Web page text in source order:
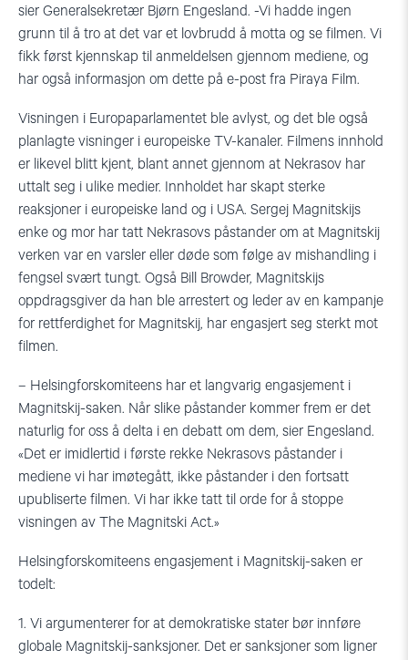
sier Generalsekretær Bjørn Engesland. -Vi hadde ingen
grunn til å tro at det var et lovbrudd å motta og se filmen. Vi
fikk først kjennskap til anmeldelsen gjennom mediene, og
har også informasjon om dette på e-post fra Piraya Film.
Visningen i Europaparlamentet ble avlyst, og det ble også
planlagte visninger i europeiske TV-kanaler. Filmens innhold
er likevel blitt kjent, blant annet gjennom at Nekrasov har
uttalt seg i ulike medier. Innholdet har skapt sterke
reaksjoner i europeiske land og i USA. Sergej Magnitskijs
enke og mor har tatt Nekrasovs påstander om at Magnitskij
verken var en varsler eller døde som følge av mishandling i
fengsel svært tungt. Også Bill Browder, Magnitskijs
oppdragsgiver da han ble arrestert og leder av en kampanje
for rettferdighet for Magnitskij, har engasjert seg sterkt mot
filmen.
– Helsingforskomiteens har et langvarig engasjement i
Magnitskij-saken. Når slike påstander kommer frem er det
naturlig for oss å delta i en debatt om dem, sier Engesland.
«Det er imidlertid i første rekke Nekrasovs påstander i
mediene vi har imøtegått, ikke påstander i den fortsatt
upubliserte filmen. Vi har ikke tatt til orde for å stoppe
visningen av The Magnitski Act.»
Helsingforskomiteens engasjement i Magnitskij-saken er
todelt:
1. Vi argumenterer for at demokratiske stater bør innføre
globale Magnitskij-sanksjoner. Det er sanksjoner som ligner